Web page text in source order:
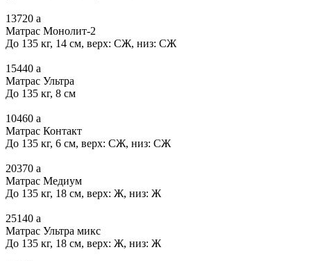
13720 a
Матрас Монолит-2
До 135 кг, 14 см, верх: СЖ, низ: СЖ
15440 a
Матрас Ультра
До 135 кг, 8 см
10460 a
Матрас Контакт
До 135 кг, 6 см, верх: СЖ, низ: СЖ
20370 a
Матрас Медиум
До 135 кг, 18 см, верх: Ж, низ: Ж
25140 a
Матрас Ультра микс
До 135 кг, 18 см, верх: Ж, низ: Ж